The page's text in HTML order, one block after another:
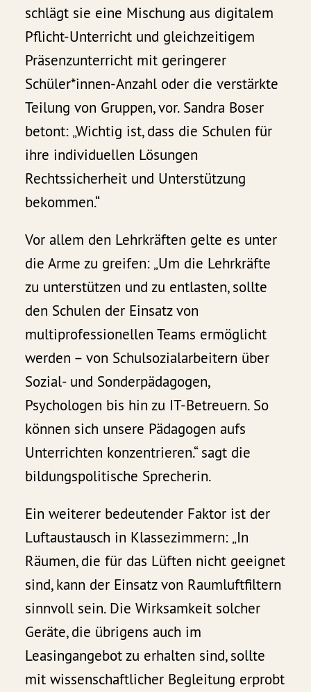
schlägt sie eine Mischung aus digitalem
Pflicht-Unterricht und gleichzeitigem
Präsenzunterricht mit geringerer
Schüler*innen-Anzahl oder die verstärkte
Teilung von Gruppen, vor. Sandra Boser
betont: „Wichtig ist, dass die Schulen für
ihre individuellen Lösungen
Rechtssicherheit und Unterstützung
bekommen.“
Vor allem den Lehrkräften gelte es unter
die Arme zu greifen: „Um die Lehrkräfte
zu unterstützen und zu entlasten, sollte
den Schulen der Einsatz von
multiprofessionellen Teams ermöglicht
werden – von Schulsozialarbeitern über
Sozial- und Sonderpädagogen,
Psychologen bis hin zu IT-Betreuern. So
können sich unsere Pädagogen aufs
Unterrichten konzentrieren.“ sagt die
bildungspolitische Sprecherin.
Ein weiterer bedeutender Faktor ist der
Luftaustausch in Klassezimmern: „In
Räumen, die für das Lüften nicht geeignet
sind, kann der Einsatz von Raumluftfiltern
sinnvoll sein. Die Wirksamkeit solcher
Geräte, die übrigens auch im
Leasingangebot zu erhalten sind, sollte
mit wissenschaftlicher Begleitung erprobt